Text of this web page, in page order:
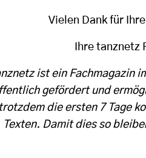
Vielen Dank für
Ihre tanznetz
ist ein Fachmagazin
gefördert und
die ersten 7 Tage
Texten. Damit dies so